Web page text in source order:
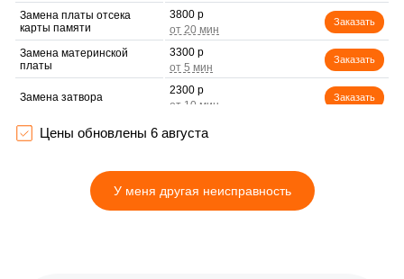
Замена платы отсека
карты памяти
3800 р
Заказать
Замена материнской
платы
3300 р
Заказать
Замена затвора
2300 р
Заказать
Замена корпуса
2200 р
Замена дисплея (экрана)
Цены обновлены 6 августа
У меня другая неисправность